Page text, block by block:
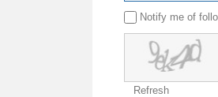
Notify me of
Refresh